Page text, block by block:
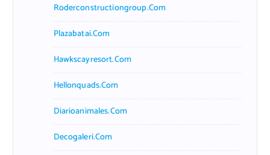
Roderconstructiongroup.com
Plazabatai.com
Hawkscayresort.com
Hellonquads.com
Diarioanimales.com
Decogaleri.com